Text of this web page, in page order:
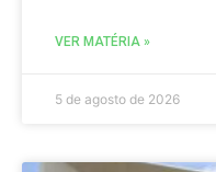
VER MATÉRIA »
5 de agosto de 2026